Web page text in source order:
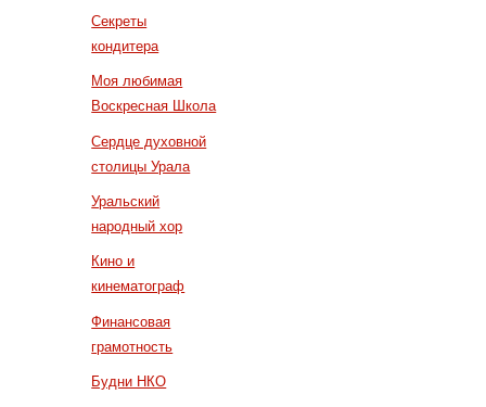
Секреты
кондитера
Моя любимая
Воскресная Школа
Сердце духовной
столицы Урала
Уральский
народный хор
Кино и
кинематограф
Финансовая
грамотность
Будни НКО